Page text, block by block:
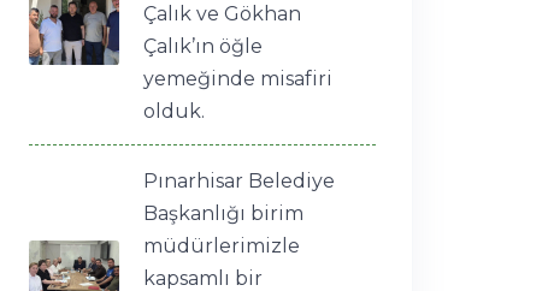
Çalık ve Gökhan
Çalık’ın öğle
yemeğinde misafiri
olduk.
Pınarhisar Belediye
Başkanlığı birim
müdürlerimizle
kapsamlı bir